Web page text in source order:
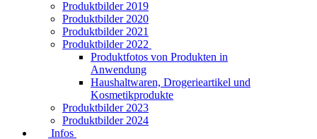
Produktbilder 2019
Produktbilder 2020
Produktbilder 2021
Produktbilder 2022
Produktfotos von Produkten in
Anwendung
Haushaltwaren, Drogerieartikel und
Kosmetikprodukte
Produktbilder 2023
Produktbilder 2024
Infos